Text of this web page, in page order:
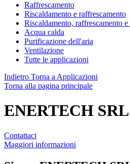
Raffrescamento
Riscaldamento e raffrescamento
Riscaldamento, raffrescamento e
Acqua calda
Purificazione dell'aria
Ventilazione
Tutte le applicazioni
Indietro Torna a Applicazioni
Torna alla pagina principale
ENERTECH SRL
Contattaci
Maggiori informazioni